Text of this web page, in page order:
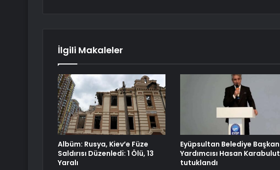
İlgili Makaleler
Albüm: Rusya, Kiev’e Füze
Saldırısı Düzenledi: 1 Ölü, 13
Yaralı
Eyüpsultan Belediye Başkan
Yardımcısı Hasan Karabulut
tutuklandı